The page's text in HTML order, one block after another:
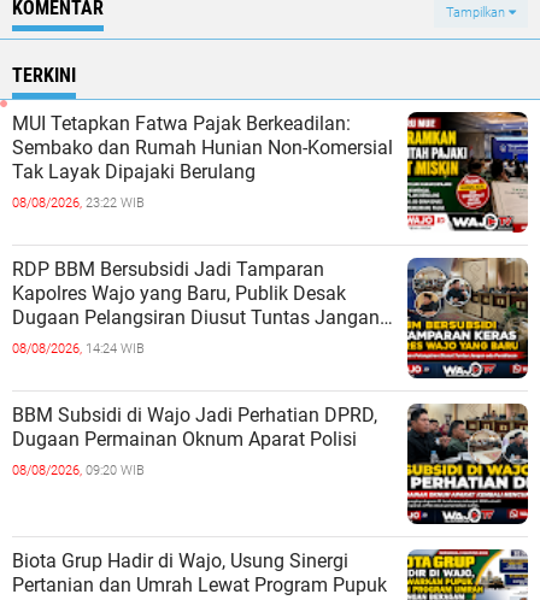
KOMENTAR Tampilkan
TERKINI
MUI Tetapkan Fatwa Pajak Berkeadilan:
Sembako dan Rumah Hunian Non-Komersial
Tak Layak Dipajaki Berulang
08/08/2026, 23:22 WIB
RDP BBM Bersubsidi Jadi Tamparan
Kapolres Wajo yang Baru, Publik Desak
Dugaan Pelangsiran Diusut Tuntas Jangan
ada Pembiaran
08/08/2026, 14:24 WIB
BBM Subsidi di Wajo Jadi Perhatian DPRD,
Dugaan Permainan Oknum Aparat Polisi
08/08/2026, 09:20 WIB
Biota Grup Hadir di Wajo, Usung Sinergi
Pertanian dan Umrah Lewat Program Pupuk